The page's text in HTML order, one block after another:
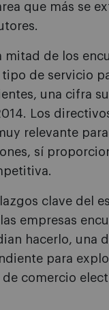
que más se
mitad de los
de servicio
una cifra
Los
relevante
sí
clave del
empresas
hacerlo, una
para
comercio